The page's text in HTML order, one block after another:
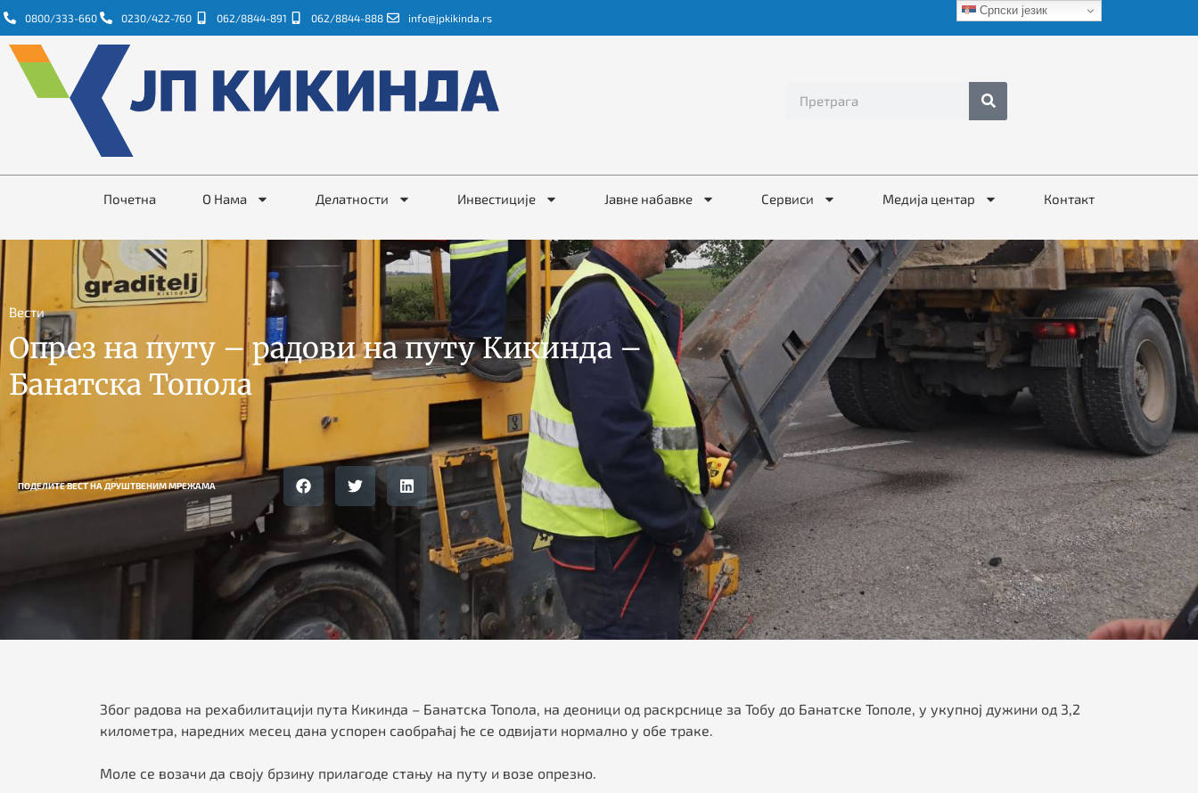
0800/333-660 0230/422-760 062/8844-891 062/8844-888 info@jpkikinda.rs
Почетна О Нама Делатности Инвестиције Јавне набавке Сервиси Медија центар Контакт
Вести
Опрез на путу – радови на путу Кикинда –
Банатска Топола
ПОДЕЛИТЕ ВЕСТ НА ДРУШТВЕНИМ МРЕЖАМА
Због радова на рехабилитацији пута Кикинда – Банатска Топола, на деоници од раскрснице за Тобу до Банатске Тополе, у укупној дужини од 3,2
километра, наредних месец дана успорен саобраћај ће се одвијати нормално у обе траке.
Моле се возачи да своју брзину прилагоде стању на путу и возе опрезно.
Српски језик